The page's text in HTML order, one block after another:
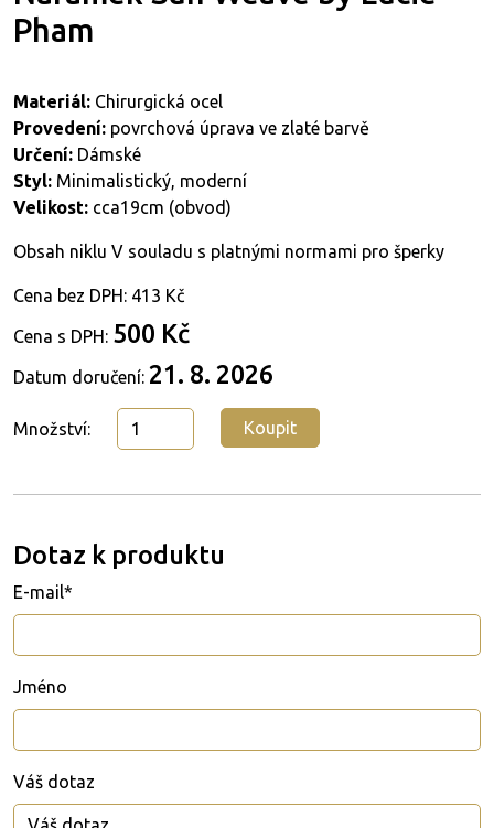
Pham
Materiál: Chirurgická ocel
Provedení: povrchová úprava ve zlaté barvě
Určení: Dámské
Styl: Minimalistický, moderní
Velikost: cca19cm (obvod)
Obsah niklu V souladu s platnými normami pro šperky
Cena bez DPH: 413 Kč
Cena s DPH: 500 Kč
Datum doručení: 21. 8. 2026
Množství: Koupit
Dotaz k produktu
E-mail*
Jméno
Váš dotaz